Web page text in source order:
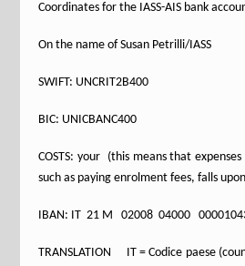
Coordinates for the IASS-AIS bank
On the name of Susan Petrilli/IASS
SWIFT: UNCRIT2B400
BIC: UNICBANC400
COSTS: your (this means that
such as paying enrolment fees, falls
IBAN: IT 21 M 02008 04000
TRANSLATION IT = Codice